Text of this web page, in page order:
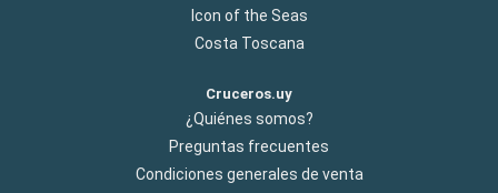
Icon of the Seas
Costa Toscana
Cruceros.uy
¿Quiénes somos?
Preguntas frecuentes
Condiciones generales de venta